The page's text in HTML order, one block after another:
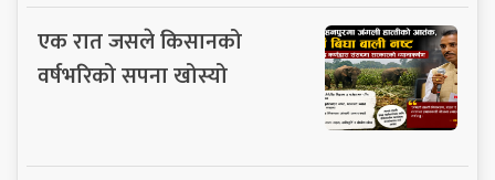
एक रात जसले किसानको
वर्षभरिको सपना खोस्यो